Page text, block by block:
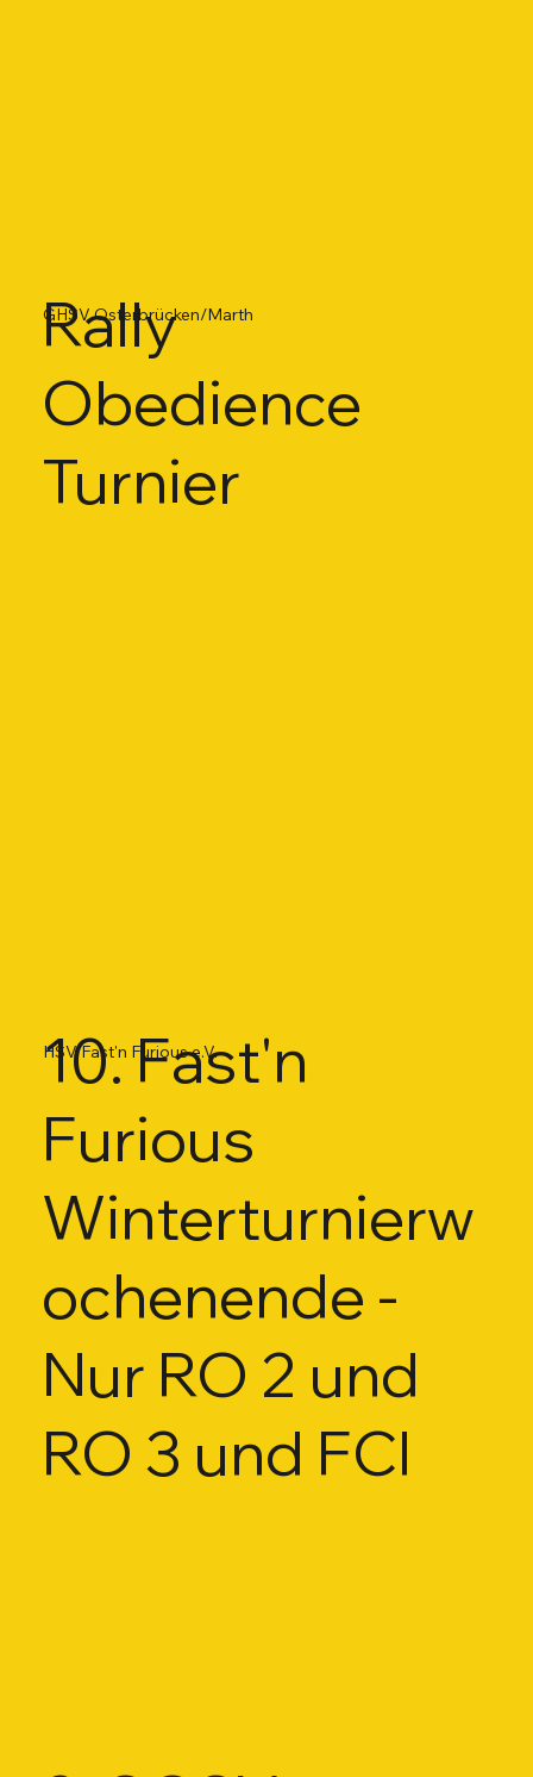
Rally
Obedience
Turnier
GHSV Osterbrücken/Marth
10. Fast'n
Furious
Winterturnierw
ochenende -
Nur RO 2 und
RO 3 und FCI
HSV Fast'n Furious e.V.